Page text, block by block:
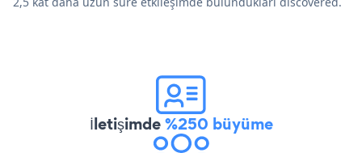
İletişimde%250 büyüme